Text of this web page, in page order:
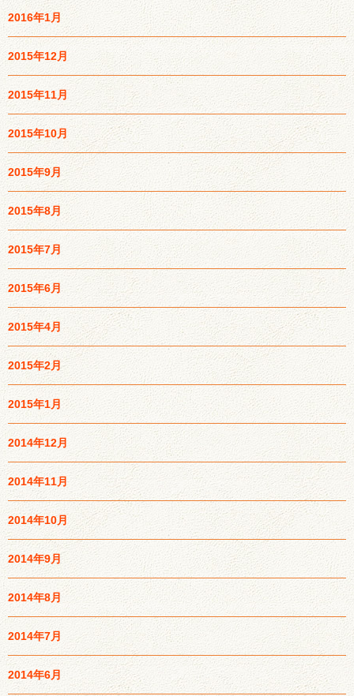
2016年1月
2015年12月
2015年11月
2015年10月
2015年9月
2015年8月
2015年7月
2015年6月
2015年4月
2015年2月
2015年1月
2014年12月
2014年11月
2014年10月
2014年9月
2014年8月
2014年7月
2014年6月